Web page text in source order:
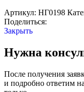
Артикул: НГ0198
Поделиться:
Закрыть
Нужна
После получения
и подробно ответим